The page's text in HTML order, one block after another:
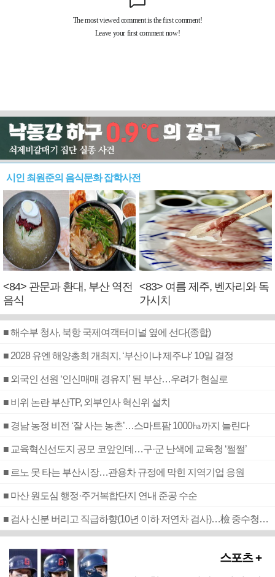
시인 최원준의 음식문화 잡학사전
<84> 관문과 환대, 부산 역전
음식
<83> 여름 제주, 벤자리와 독
가시치
■ 해수부 청사, 북항 국제여객터미널 옆에 선다(종합)
■ 2028 유엔 해양총회 개최지, ‘부산이냐 제주냐’ 10일 결정
■ 외국인 선원 ‘인신매매 경유지’ 된 부산…우려가 현실로
■ 비위 논란 부산TP, 외부인사 혁신위 설치
■ 경남 농정 비전 ‘잘 사는 농촌’…스마트팜 1000㏊까지 늘린다
■ 교육혁신선도지 공모 코앞인데…구·군 난색에 교육청 ‘쩔쩔’
■ 르노 못 타는 부산시장…관용차 규정에 막힌 지역기업 응원
■ 마산 원도심 행정·주거복합단지 연내 준공 수순
■ 검사 신분 버리고 직급하향(10년 이하 저연차 검사)…檢 중수청행 기피
스포츠 +